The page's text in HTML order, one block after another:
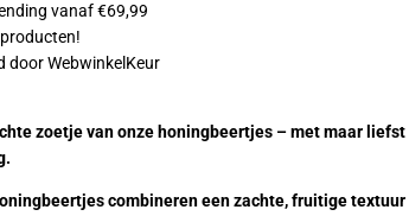
vanaf €69,99
door WebwinkelKeur
zoetje van onze honingbeertjes – met maar liefst
combineren een zachte, fruitige textuur